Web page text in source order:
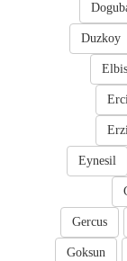
Duzkoy
Eynesil
Gercus
Goksun